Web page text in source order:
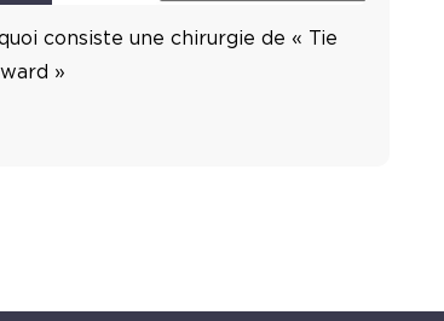
consiste une chirurgie de « Tie
»